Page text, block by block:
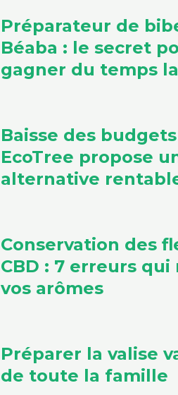
Préparateur de
Béaba : le secret
gagner du temps
Baisse des budgets
EcoTree propose
alternative
Conservation des
CBD : 7 erreurs
vos arômes
Préparer la valise
de toute la famille